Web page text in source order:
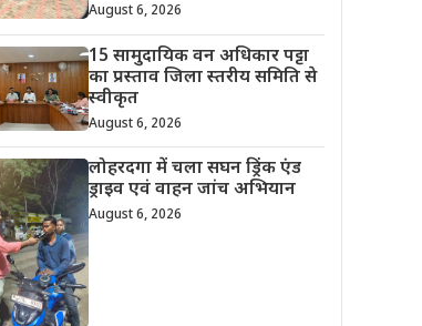
August 6, 2026
15 सामुदायिक वन अधिकार पट्टा
का प्रस्ताव जिला स्तरीय समिति से
स्वीकृत
August 6, 2026
लोहरदगा में चला सघन ड्रिंक एंड
ड्राइव एवं वाहन जांच अभियान
August 6, 2026